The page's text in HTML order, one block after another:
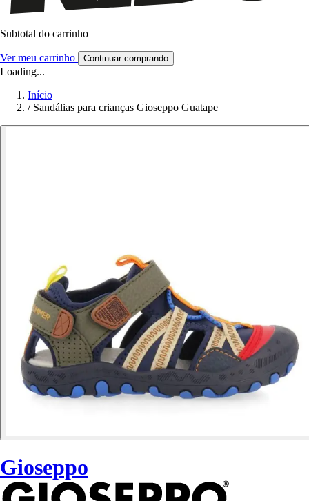
Subtotal do carrinho
Ver meu carrinho Continuar comprando
Loading...
Início
/ Sandálias para crianças Gioseppo Guatape
Gioseppo